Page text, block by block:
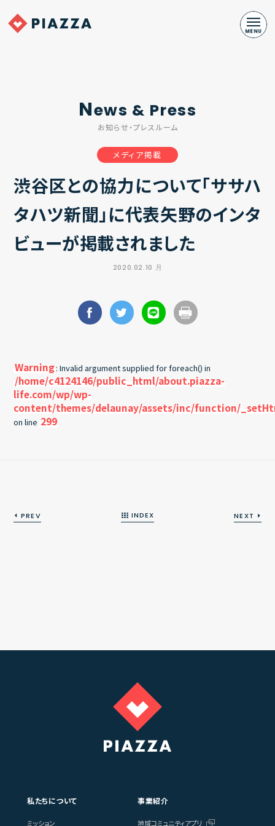
News & Press
お知らせ・プレスルーム
メディア掲載
渋谷区との協力について「ササハ
タハツ新聞」に代表矢野のインタ
ビューが掲載されました
2020.02.10 月
Warning: Invalid argument supplied for foreach() in
/home/c4124146/public_html/about.piazza-
life.com/wp/wp-
content/themes/delaunay/assets/inc/function/
on line 299
PREV INDEX NEXT
私たちについて
ミッション
事業紹介
地域コミュニティアプリ